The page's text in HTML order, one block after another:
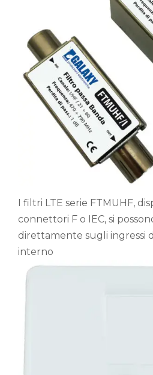
I filtri LTE serie FTMUHF,
connettori F o IEC, si
direttamente sugli ingressi
interno